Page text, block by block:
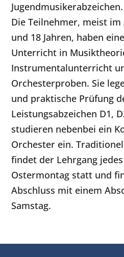
Jugendmusikerabzeichen.
Die Teilnehmer, meist
und 18 Jahren, haben
Unterricht in
Instrumentalunterricht
Orchesterproben. Sie
und praktische Prüfung
Leistungsabzeichen D1,
studieren nebenbei ein
Orchester ein.
findet der Lehrgang
Ostermontag statt und
Abschluss mit einem
Samstag.